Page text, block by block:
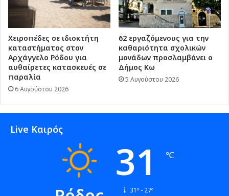
Χειροπέδες σε ιδιοκτήτη
καταστήματος στον
Αρχάγγελο Ρόδου για
αυθαίρετες κατασκευές σε
παραλία
6 Αυγούστου 2026
62 εργαζόμενους για την
καθαριότητα σχολικών
μονάδων προσλαμβάνει ο
Δήμος Κω
5 Αυγούστου 2026
Live Καιρός
31 ℃
31º - 27º